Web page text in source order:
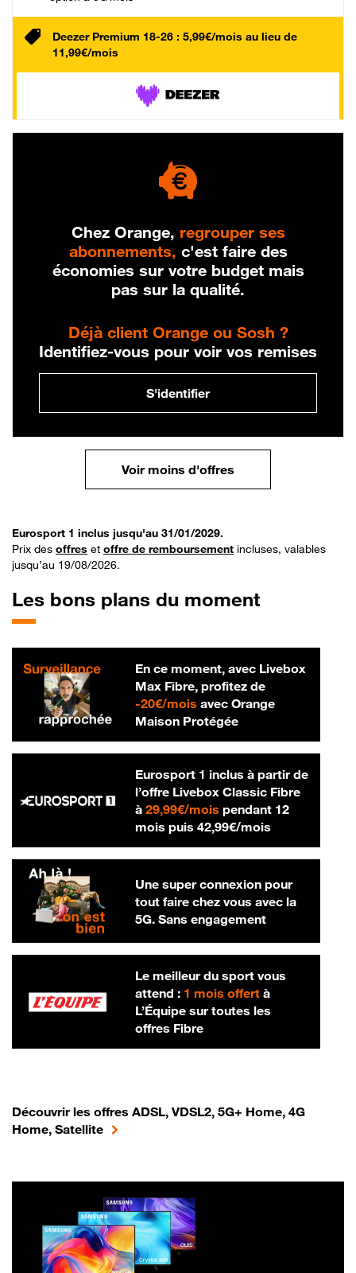
Deezer Premium 18-26 : 5,99€/mois au lieu de
11,99€/mois
Chez Orange, regrouper ses
abonnements, c'est faire des
économies sur votre budget mais
pas sur la qualité.
Déjà client Orange ou Sosh ?
Identifiez-vous pour voir vos remises
S'identifier
Voir moins d'offres
Eurosport 1 inclus jusqu'au 31/01/2029.
Prix des offres et offre de remboursement incluses, valables
jusqu’au 19/08/2026.
Les bons plans du moment
En ce moment, avec Livebox
Max Fibre, profitez de
-20€/mois20 € par mois
avec Orange
Maison Protégée
Eurosport 1 inclus à partir de
l’offre Livebox Classic Fibre
à 29,99€/mois29,99 € par mois
pendant 12
mois puis 42,99€/mois42,99 € par
Une super connexion pour
tout faire chez vous avec la
5G. Sans engagement
Le meilleur du sport vous
attend : 1 mois offertà
L’Équipe sur toutes les
offres Fibre
Découvrir les offres ADSL, VDSL2, 5G+ Home, 4G
Home, Satellite